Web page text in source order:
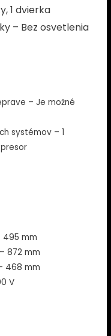
1 dvierka
– Bez osvetlenia
– Je možné
systémov – 1
495 mm
872 mm
468 mm
V